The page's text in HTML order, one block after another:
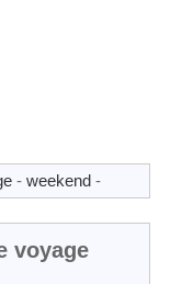
- weekend -
voyage